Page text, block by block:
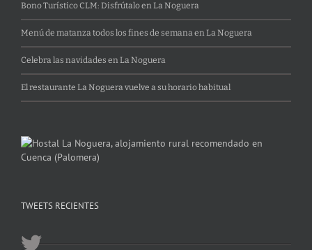
Bono Turístico CLM: Disfrútalo en La Noguera
Menú de matanza todos los fines de semana en La Noguera
Celebra las navidades en La Noguera
El restaurante La Noguera vuelve a su horario habitual
TWEETS RECIENTES